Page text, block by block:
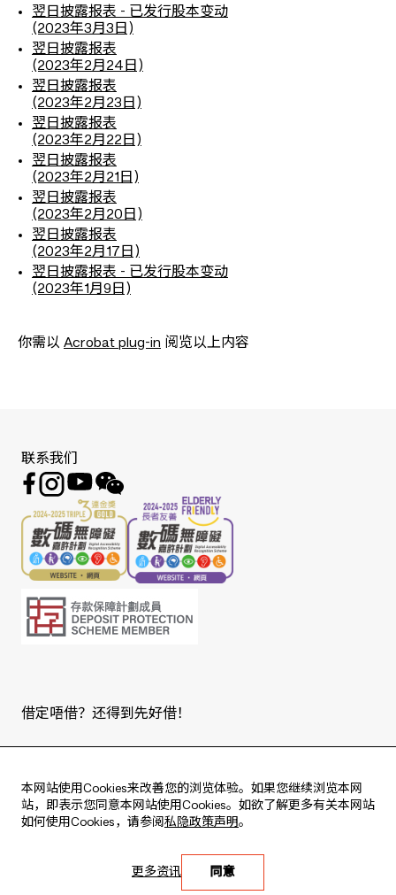
翌日披露报表 - 已发行股本变动
(2023年3月3日)
翌日披露报表
(2023年2月24日)
翌日披露报表
(2023年2月23日)
翌日披露报表
(2023年2月22日)
翌日披露报表
(2023年2月21日)
翌日披露报表
(2023年2月20日)
翌日披露报表
(2023年2月17日)
翌日披露报表 - 已发行股本变动
(2023年1月9日)
你需以 Acrobat plug-in 阅览以上内容
first HK$5,000,000 in funds!
本网站使用Cookies来改善您的浏览体验。如果您继续浏览本网
站，即表示您同意本网站使用Cookies。如欲了解更多有关本网站
如何使用Cookies，请参阅 私隐政策声明。
同意
更多资讯
联系我们
借定唔借？还得到先好借！
Live every moment